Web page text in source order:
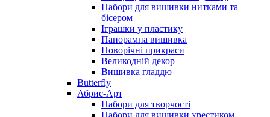
Набори для вишивки нитками та
бісером
Іграшки у пластику
Панорамна вишивка
Новорічні прикраси
Великодній декор
Вишивка гладдю
Butterfly
Абрис-Арт
Набори для творчості
Набори для вишивки хрестиком